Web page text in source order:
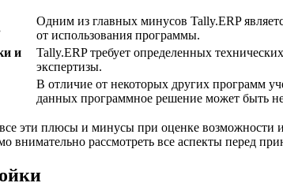
Одним из главных минусов Tally.ERP
от использования программы.
и
Tally.ERP требует определенных
экспертизы.
В отличие от некоторых других программ
данных программное решение может быть
эти плюсы и минусы при оценке возможности
внимательно рассмотреть все аспекты перед